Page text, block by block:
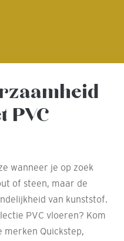
PVC
wanneer je op zoek
of steen, maar de
van kunststof.
PVC vloeren? Kom
merken Quickstep,